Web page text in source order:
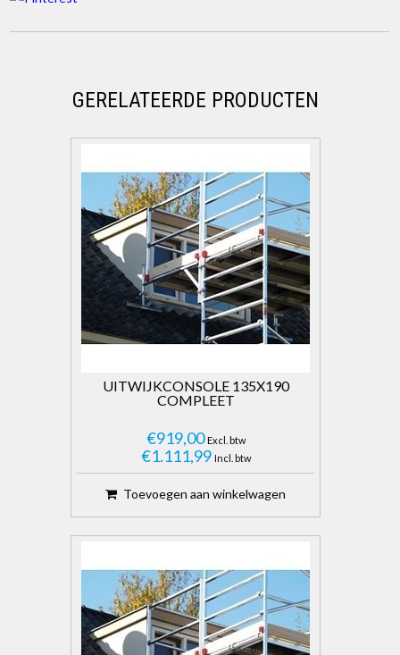
GERELATEERDE PRODUCTEN
UITWIJKCONSOLE 135X190
COMPLEET
€919,00 Excl. btw
€1.111,99 Incl. btw
Toevoegen aan winkelwagen